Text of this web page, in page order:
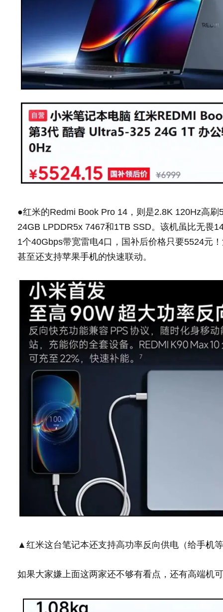
●红米的Redmi Book Pro 14，则是2.8K 120Hz高
24GB LPDDR5x 7467和1TB SSD。该机虽比无畏
1个40Gbps带宽雷电4口，国补后价格只要5524元
甚至还支持苹果手机的快速联动。
▲红米这台笔记本还支持高功率反向供电（给手机
如果大家嫌上面这两家还不够有看点，还有高端机